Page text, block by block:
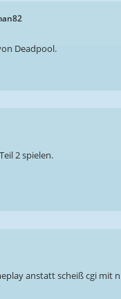
Deadpool.
2 spielen.
anstatt scheiß cgi mit